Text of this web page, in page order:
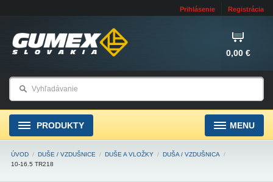
Prihlásenie Registrácia
0,00 €
PRODUKTY MENU
ÚVOD / DUŠE / VZDUŠNICE / DUŠE A VLOŽKY / DUŠA / VZDUŠNICA
/
10-16.5 TR218